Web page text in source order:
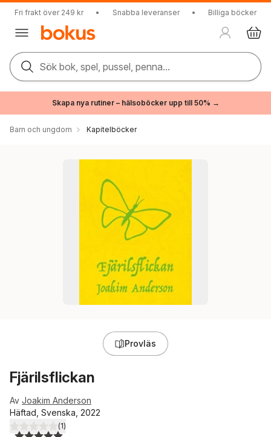
Fri frakt över 249 kr • Snabba leveranser • Billiga böcker
Sök bok, spel, pussel, penna...
Skapa nya rutiner – hälsoböcker upp till 50% →
Barn och ungdom Kapitelböcker
Provläs
Fjärilsflickan
Av Joakim Anderson
Häftad, Svenska, 2022
5,0utav 5 stjärnor. Totalt antal röster:
(1)